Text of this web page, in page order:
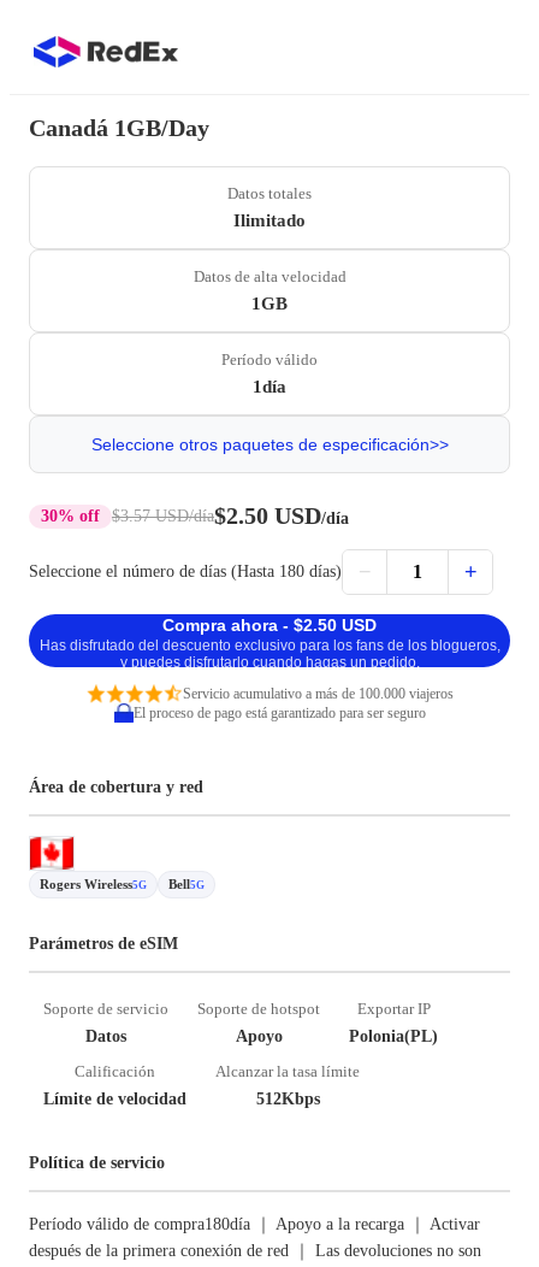
Canadá 1GB/Day
Datos totales
Ilimitado
Datos de alta velocidad
1GB
Período válido
1día
Seleccione otros paquetes de especificación>>
30% off $3.57 USD/día$2.50 USD/día
Seleccione el número de días (Hasta 180 días) − 1 +
Compra ahora - $2.50 USD
Has disfrutado del descuento exclusivo para los fans de los blogueros,
y puedes disfrutarlo cuando hagas un pedido.
Servicio acumulativo a más de 100.000 viajeros
El proceso de pago está garantizado para ser seguro
Área de cobertura y red
Rogers Wireless5G Bell5G
Parámetros de eSIM
Soporte de servicio
Datos
Soporte de hotspot
Apoyo
Exportar IP
Polonia(PL)
Calificación
Límite de velocidad
Alcanzar la tasa límite
512Kbps
Política de servicio
Período válido de compra180día ｜ Apoyo a la recarga ｜ Activar
después de la primera conexión de red ｜ Las devoluciones no son